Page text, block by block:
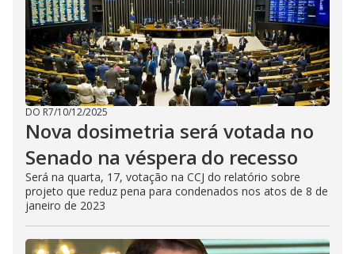
DO R7/10/12/2025
Nova dosimetria será votada no
Senado na véspera do recesso
Será na quarta, 17, votação na CCJ do relatório sobre
projeto que reduz pena para condenados nos atos de 8 de
janeiro de 2023